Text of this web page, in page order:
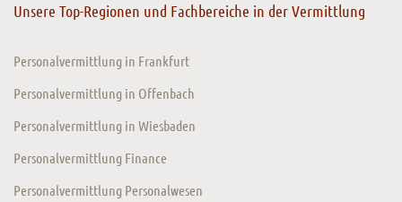
Unsere Top-Regionen und Fachbereiche in der Vermittlung
Personalvermittlung in Frankfurt
Personalvermittlung in Offenbach
Personalvermittlung in Wiesbaden
Personalvermittlung Finance
Personalvermittlung Personalwesen